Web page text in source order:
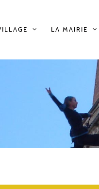
LA MAIRIE